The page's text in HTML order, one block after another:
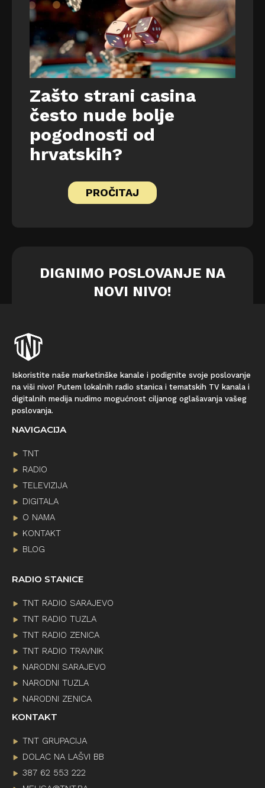
Zašto strani casina
često nude bolje
pogodnosti od
hrvatskih?
PROČITAJ
DIGNIMO POSLOVANJE NA
NOVI NIVO!
Iskoristite naše marketinške kanale i podignite svoje poslovanje
na viši nivo! Putem lokalnih radio stanica i tematskih TV kanala i
digitalnih medija nudimo mogućnost ciljanog oglašavanja vašeg
poslovanja.
NAVIGACIJA
TNT
RADIO
TELEVIZIJA
DIGITALA
O NAMA
KONTAKT
BLOG
RADIO STANICE
TNT RADIO SARAJEVO
TNT RADIO TUZLA
TNT RADIO ZENICA
TNT RADIO TRAVNIK
NARODNI SARAJEVO
NARODNI TUZLA
NARODNI ZENICA
KONTAKT
TNT GRUPACIJA
DOLAC NA LAŠVI BB
387 62 553 222